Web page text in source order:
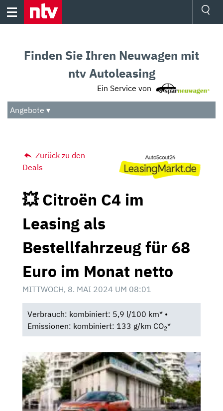
Skip
Audio
Das Beste
Finden Sie Ihren Neuwagen mit
ntv Autoleasing
Ein Service von
Angebote ▾
Zurück zu den
Deals
💥 Citroën C4 im
Leasing als
Bestellfahrzeug für 68
Euro im Monat netto
MITTWOCH, 8. MAI 2024 UM 08:01
Verbrauch: kombiniert: 5,9 l/100 km* •
Emissionen: kombiniert: 133 g/km CO2*